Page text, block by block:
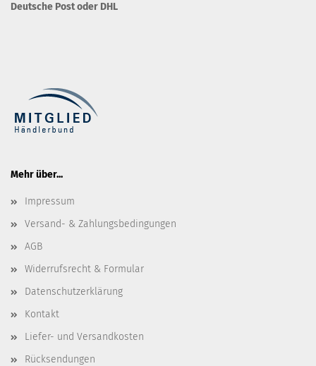
Deutsche Post oder DHL
Mehr über...
Impressum
Versand- & Zahlungsbedingungen
AGB
Widerrufsrecht & Formular
Datenschutzerklärung
Kontakt
Liefer- und Versandkosten
Rücksendungen